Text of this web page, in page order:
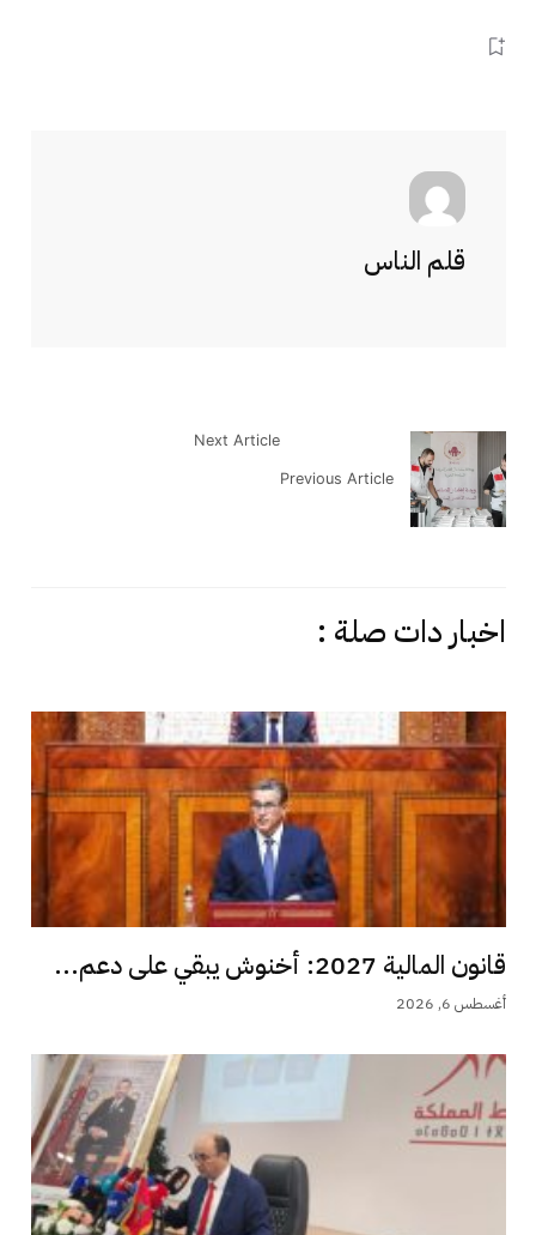
قلم الناس
Previous Article
Next Article
اخبار دات صلة :
قانون المالية 2027: أخنوش يبقي على دعم...
أغسطس 6, 2026